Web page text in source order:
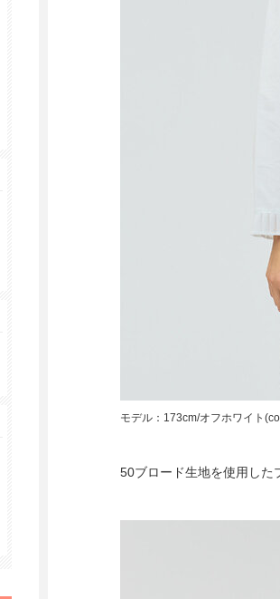
モデル：173cm/オフホワイト
50ブロード生地を使用した